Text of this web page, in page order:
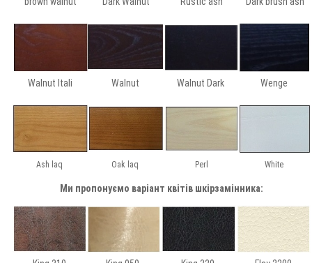
Walnut Itali Walnut Walnut Dark Wenge
Ash laq Oak laq Perl White
Ми пропонуємо варіант квітів шкірзамінника: